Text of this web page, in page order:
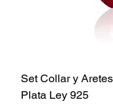
Set Collar y
Plata Ley 925